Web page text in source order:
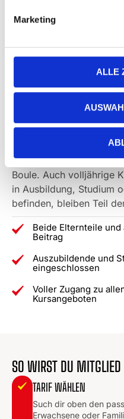
Marketing
ALLE
Familienmitgliedschaft
Kinder bis 17 Jahre für
egal ob Kinderturnen,
Boule. Auch volljährige
in Ausbildung, Studium
befinden, bleiben Teil
Beide Elternteile
Beitrag
Auszubildende und
eingeschlossen
Voller Zugang zu
Kursangeboten
SO WIRST DU
TARIF WÄHLEN
Such dir oben den
Erwachsene oder